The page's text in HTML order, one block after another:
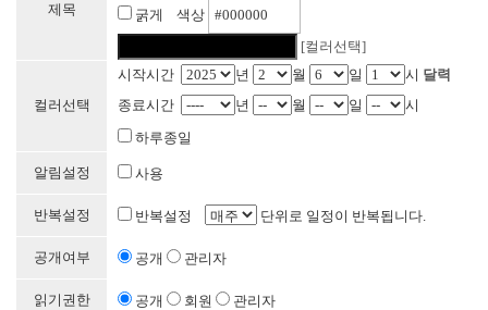
제목
굵게 색상
[컬러선택]
컬러선택
시작시간 년 월 일 시 달력
종료시간
년 월 일
시
하루종일
알림설정 사용
반복설정 반복설정 단위로 일정이 반복됩니다.
공개여부 공개 관리자
읽기권한 공개 회원 관리자